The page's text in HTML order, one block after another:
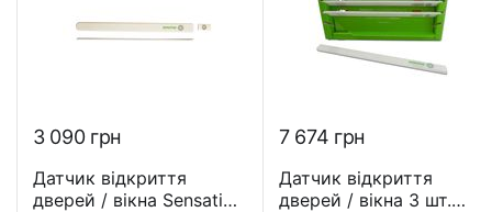
3 090 грн
Датчик відкриття
дверей / вікна Sensative
7 674 грн
Датчик відкриття
дверей / вікна 3 шт.